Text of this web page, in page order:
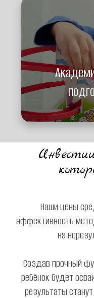
Наши цены
эффективность
на
Создав прочный
ребёнок будет
результаты